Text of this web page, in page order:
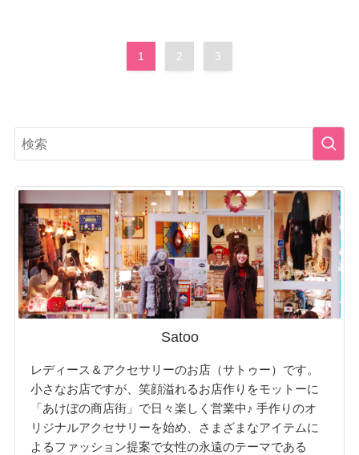
1 2 3
Satoo
レディース＆アクセサリーのお店（サトゥー）です。
小さなお店ですが、笑顔溢れるお店作りをモットーに
「あけぼの商店街」で日々楽しく営業中♪ 手作りのオ
リジナルアクセサリーを始め、さまざまなアイテムに
よるファッション提案で女性の永遠のテーマである